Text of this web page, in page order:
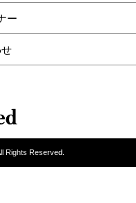
ー
Rights Reserved.